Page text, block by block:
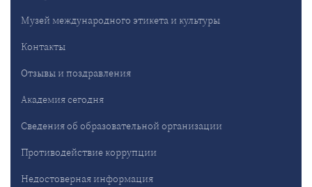
Музей международного этикета и культуры
Контакты
Отзывы и поздравления
Академия сегодня
Сведения об образовательной организации
Противодействие коррупции
Недостоверная информация